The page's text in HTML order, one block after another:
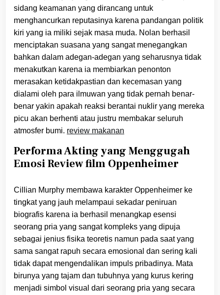
sidang keamanan yang dirancang untuk
menghancurkan reputasinya karena pandangan politik
kiri yang ia miliki sejak masa muda. Nolan berhasil
menciptakan suasana yang sangat menegangkan
bahkan dalam adegan-adegan yang seharusnya tidak
menakutkan karena ia membiarkan penonton
merasakan ketidakpastian dan kecemasan yang
dialami oleh para ilmuwan yang tidak pernah benar-
benar yakin apakah reaksi berantai nuklir yang mereka
picu akan berhenti atau justru membakar seluruh
atmosfer bumi. review makanan
Performa Akting yang Menggugah
Emosi Review film Oppenheimer
Cillian Murphy membawa karakter Oppenheimer ke
tingkat yang jauh melampaui sekadar peniruan
biografis karena ia berhasil menangkap esensi
seorang pria yang sangat kompleks yang dipuja
sebagai jenius fisika teoretis namun pada saat yang
sama sangat rapuh secara emosional dan sering kali
tidak dapat mengendalikan impuls pribadinya. Mata
birunya yang tajam dan tubuhnya yang kurus kering
menjadi simbol visual dari seorang pria yang secara